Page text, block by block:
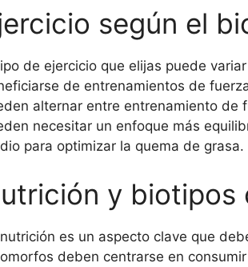
según el
de ejercicio que elijas puede
de entrenamientos de
alternar entre entrenamiento de
necesitar un enfoque más
para optimizar la quema de grasa.
y biotipos
es un aspecto clave que
deben centrarse en